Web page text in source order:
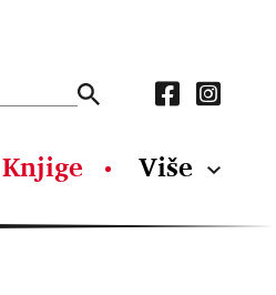
Knjige Više